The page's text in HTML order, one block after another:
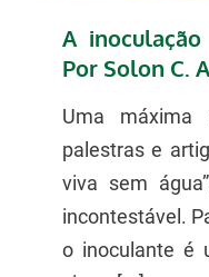
A
Por Solon C.
Uma máxima
palestras e
viva sem
incontestável.
o inoculante é